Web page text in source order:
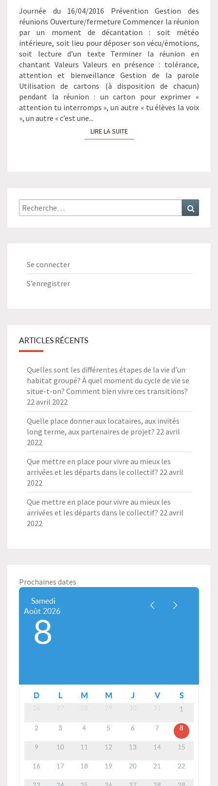
Journée du 16/04/2016 Prévention Gestion des
réunions Ouverture/fermeture Commencer la réunion
par un moment de décantation : soit météo
intérieure, soit lieu pour déposer son vécu/émotions,
soit lecture d’un texte Terminer la réunion en
chantant Valeurs Valeurs en présence : tolérance,
attention et bienveillance Gestion de la parole
Utilisation de cartons (à disposition de chacun)
pendant la réunion : un carton pour exprimer «
attention tu interromps », un autre « tu élèves la voix
», un autre « c’est une...
LIRE LA SUITELIRE LA SUITE
Recherche
:
Se connecter
S’enregistrer
ARTICLES RÉCENTS
Quelles sont les différentes étapes de la vie d’un
habitat groupé? À quel moment du cycle de vie se
situe-t-on? Comment bien vivre ces transitions?
22 avril 2022
Quelle place donner aux locataires, aux invités
long terme, aux partenaires de projet? 22 avril
2022
Que mettre en place pour vivre au mieux les
arrivées et les départs dans le collectif? 22 avril
2022
Que mettre en place pour vivre au mieux les
arrivées et les départs dans le collectif? 22 avril
2022
Prochaines dates
Samedi
Août 2026
8
D L M M J V S
1
2 3 4 5 6 7 8
9 10 11 12 13 14 15
16 17 18 19 20 21 22